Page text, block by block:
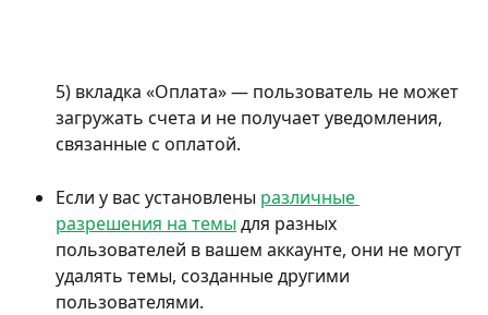
5) вкладка «Оплата» — пользователь не может
загружать счета и не получает уведомления,
связанные с оплатой.
Если у вас установлены различные
разрешения на темы для разных
пользователей в вашем аккаунте, они не могут
удалять темы, созданные другими
пользователями.